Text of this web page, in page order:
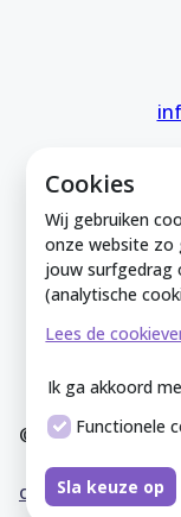
Cookies
Wij gebruiken
onze website zo
jouw surfgedrag
(analytische
Lees de
Ik ga akkoord
Functionele
Sla keuze op
Mede in
© Mede In
Disclaimer
okieverklaring